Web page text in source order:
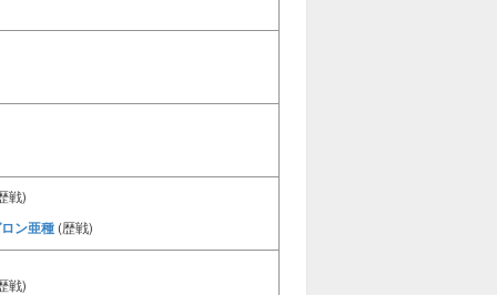
戦)
ン亜種(歴戦)
戦)